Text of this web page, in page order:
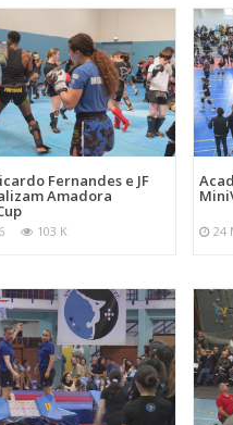
Fernandes e JF
Amadora
103 K 24